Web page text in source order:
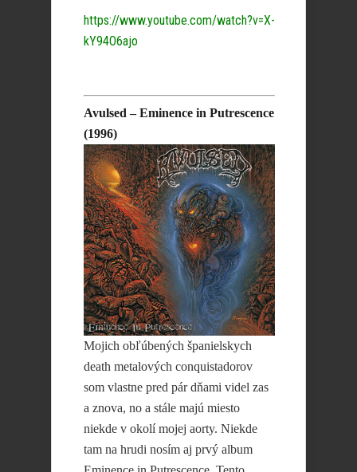
https://www.youtube.com/watch?v=X-
kY94O6ajo
Avulsed – Eminence in Putrescence
(1996)
Mojich obľúbených španielskych
death metalových conquistadorov
som vlastne pred pár dňami videl zas
a znova, no a stále majú miesto
niekde v okolí mojej aorty. Niekde
tam na hrudi nosím aj prvý album